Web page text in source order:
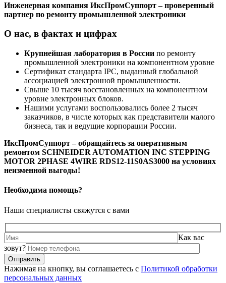
Инженерная компания ИксПромСуппорт – проверенный
партнер по ремонту промышленной электроники
О нас, в фактах и цифрах
Крупнейшая лаборатория в России по ремонту
промышленной электроники на компонентном уровне
Сертификат стандарта IPC, выданный глобальной
ассоциацией электронной промышленности.
Свыше 10 тысяч восстановленных на компонентном
уровне электронных блоков.
Нашими услугами воспользовались более 2 тысяч
заказчиков, в числе которых как представители малого
бизнеса, так и ведущие корпорации России.
ИксПромСуппорт – обращайтесь за оперативным
ремонтом SCHNEIDER AUTOMATION INC STEPPING
MOTOR 2PHASE 4WIRE RDS12-11S0AS3000 на условиях
неизменной выгоды!
Необходима помощь?
Наши специалисты свяжутся с вами
Как вас
зовут?
Нажимая на кнопку, вы соглашаетесь с Политикой обработки
персональных данных